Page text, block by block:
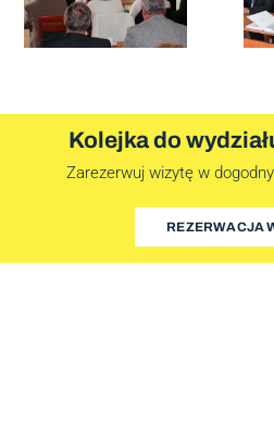
Kolejka do
Zarezerwuj wizytę w
REZERWACJA